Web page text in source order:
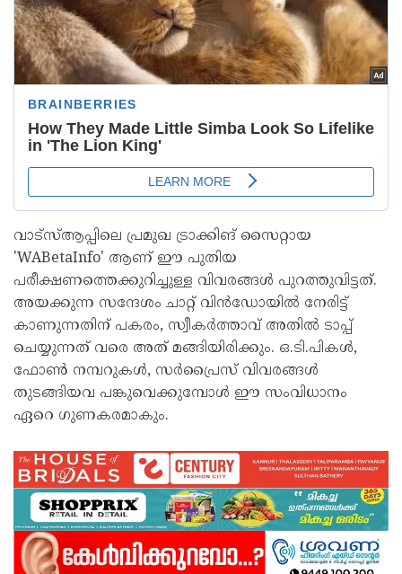
വാട്സ്ആപ്പിലെ പ്രമുഖ ട്രാക്കിങ് സൈറ്റായ
'WABetaInfo' ആണ് ഈ പുതിയ
പരീക്ഷണത്തെക്കുറിച്ചുള്ള വിവരങ്ങൾ പുറത്തുവിട്ടത്.
അയക്കുന്ന സന്ദേശം ചാറ്റ് വിൻഡോയിൽ നേരിട്ട്
കാണുന്നതിന് പകരം, സ്വീകർത്താവ് അതിൽ ടാപ്പ്
ചെയ്യുന്നത് വരെ അത് മങ്ങിയിരിക്കും. ഒ.ടി.പികൾ,
ഫോൺ നമ്പറുകൾ, സർപ്രൈസ് വിവരങ്ങൾ
തുടങ്ങിയവ പങ്കുവെക്കുമ്പോൾ ഈ സംവിധാനം
ഏറെ ഗുണകരമാകും.